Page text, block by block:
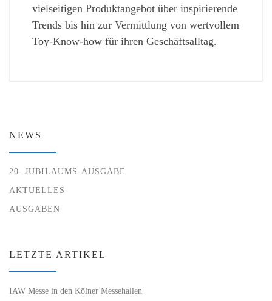
vielseitigen Produktangebot über inspirierende
Trends bis hin zur Vermittlung von wertvollem
Toy-Know-how für ihren Geschäftsalltag.
NEWS
20. JUBILÄUMS-AUSGABE
AKTUELLES
AUSGABEN
LETZTE ARTIKEL
IAW Messe in den Kölner Messehallen